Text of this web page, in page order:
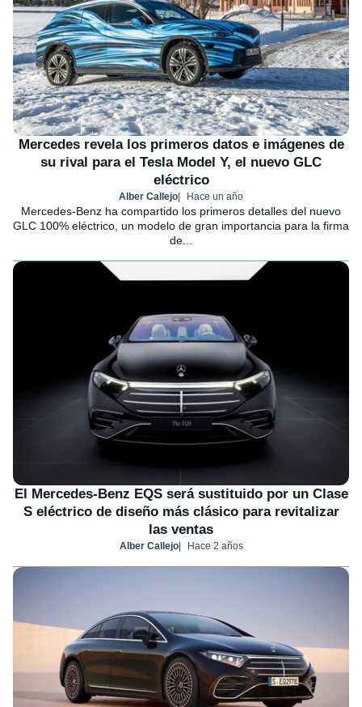
Mercedes revela los primeros datos e imágenes de
su rival para el Tesla Model Y, el nuevo GLC
eléctrico
Alber Callejo Hace un año
Mercedes-Benz ha compartido los primeros detalles del nuevo
GLC 100% eléctrico, un modelo de gran importancia para la firma
de...
El Mercedes-Benz EQS será sustituido por un Clase
S eléctrico de diseño más clásico para revitalizar
las ventas
Alber Callejo Hace 2 años